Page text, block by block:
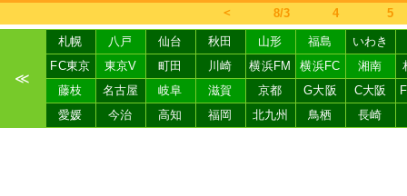
＜ 8/3 4 5
≪
札幌 八戸 仙台 秋田 山形 福島
いわき
FC東京
東京V 町田 川崎 横浜FM 横浜FC 湘南
藤枝
名古屋 岐阜 滋賀 京都 G大阪 C大阪
愛媛
今治 高知 福岡 北九州 鳥栖 長崎